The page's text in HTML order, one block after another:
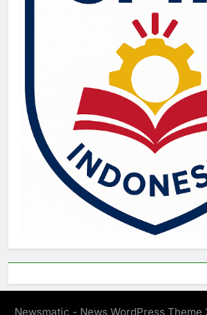
Newsmatic - News WordPress Theme